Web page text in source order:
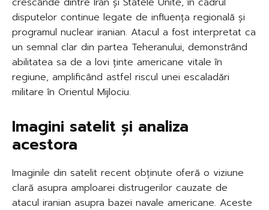
disputelor continue legate de influența regională și
programul nuclear iranian. Atacul a fost interpretat ca
un semnal clar din partea Teheranului, demonstrând
abilitatea sa de a lovi ținte americane vitale în
regiune, amplificând astfel riscul unei escaladări
militare în Orientul Mijlociu.
Imagini satelit și analiza
acestora
Imaginile din satelit recent obținute oferă o viziune
clară asupra amploarei distrugerilor cauzate de
atacul iranian asupra bazei navale americane. Aceste